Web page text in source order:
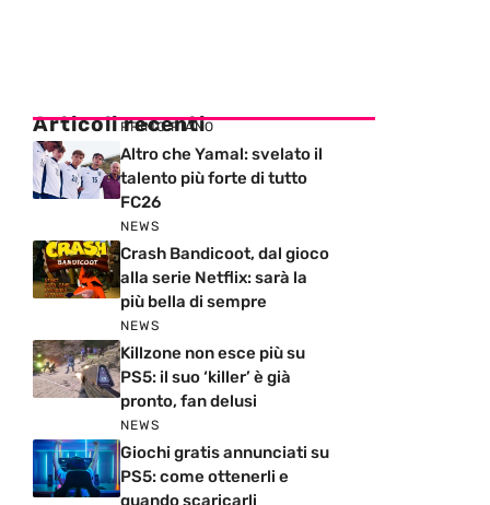
Articoli recenti
PRIMO PIANO
Altro che Yamal: svelato il
talento più forte di tutto
FC26
NEWS
Crash Bandicoot, dal gioco
alla serie Netflix: sarà la
più bella di sempre
NEWS
Killzone non esce più su
PS5: il suo ‘killer’ è già
pronto, fan delusi
NEWS
Giochi gratis annunciati su
PS5: come ottenerli e
quando scaricarli